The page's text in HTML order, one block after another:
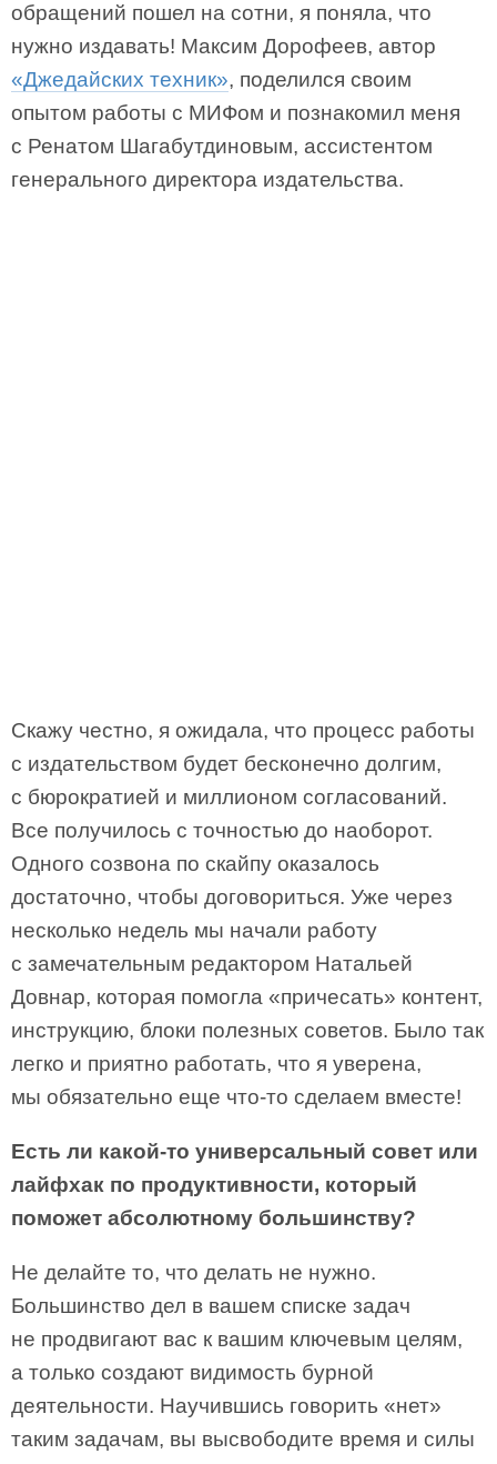
обращений пошел на сотни, я поняла, что
нужно издавать! Максим Дорофеев, автор
«Джедайских техник», поделился своим
опытом работы с МИФом и познакомил меня
с Ренатом Шагабутдиновым, ассистентом
генерального директора издательства.
Скажу честно, я ожидала, что процесс работы
с издательством будет бесконечно долгим,
с бюрократией и миллионом согласований.
Все получилось с точностью до наоборот.
Одного созвона по скайпу оказалось
достаточно, чтобы договориться. Уже через
несколько недель мы начали работу
с замечательным редактором Натальей
Довнар, которая помогла «причесать» контент,
инструкцию, блоки полезных советов. Было так
легко и приятно работать, что я уверена,
мы обязательно еще что-то сделаем вместе!
Есть ли какой-то универсальный совет или
лайфхак по продуктивности, который
поможет абсолютному большинству?
Не делайте то, что делать не нужно.
Большинство дел в вашем списке задач
не продвигают вас к вашим ключевым целям,
а только создают видимость бурной
деятельности. Научившись говорить «нет»
таким задачам, вы высвободите время и силы